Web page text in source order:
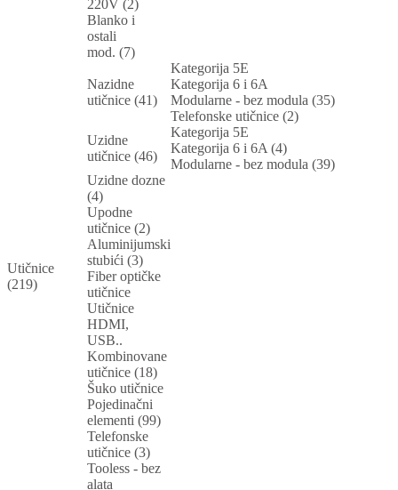
220V (2)
Blanko i
ostali
mod. (7)
Utičnice
(219)
Nazidne
utičnice (41)
Kategorija 5E
Kategorija 6 i 6A
Modularne - bez modula (35)
Telefonske utičnice (2)
Uzidne
utičnice (46)
Kategorija 5E
Kategorija 6 i 6A (4)
Modularne - bez modula (39)
Uzidne dozne
(4)
Upodne
utičnice (2)
Aluminijumski
stubići (3)
Fiber optičke
utičnice
Utičnice
HDMI,
USB..
Kombinovane
utičnice (18)
Šuko utičnice
Pojedinačni
elementi (99)
Telefonske
utičnice (3)
Tooless - bez
alata